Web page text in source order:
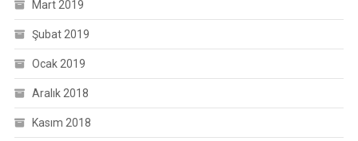
Mart 2019
Şubat 2019
Ocak 2019
Aralık 2018
Kasım 2018